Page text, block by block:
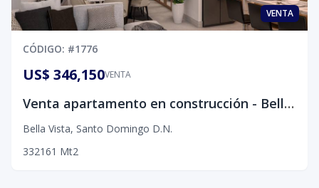
VENTA
CÓDIGO: #1776
VENTA
US$ 346,150
Venta apartamento en construcción - Bella Vista, D.N.
Bella Vista, Santo Domingo D.N.
332161 Mt2